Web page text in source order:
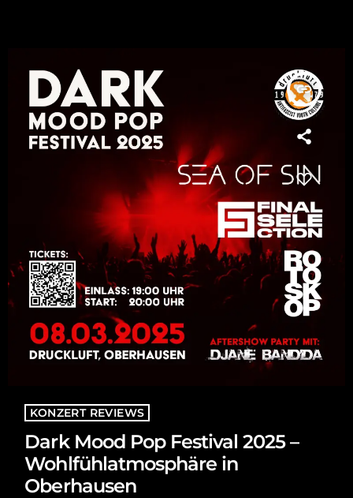
insert_link
KONZERT REVIEWS
Dark Mood Pop Festival 2025 –
Wohlfühlatmosphäre in
Oberhausen